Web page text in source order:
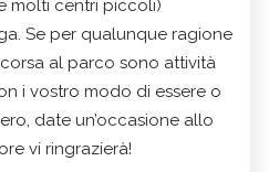
molti centri piccoli)
Se per qualunque ragione
al parco sono attività
i vostro modo di essere o
date un’occasione allo
vi ringrazierà!